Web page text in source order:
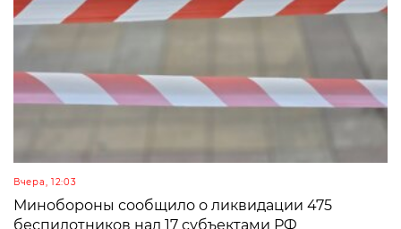
Вчера, 12:03
Минобороны сообщило о ликвидации 475
беспилотников над 17 субъектами РФ